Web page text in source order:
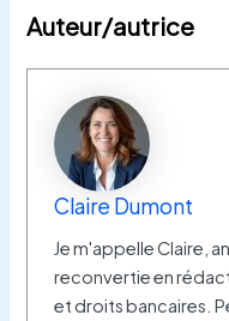
Auteur/autrice
Claire Dumont
Je m'appelle Claire,
reconvertie en
et droits bancaires.